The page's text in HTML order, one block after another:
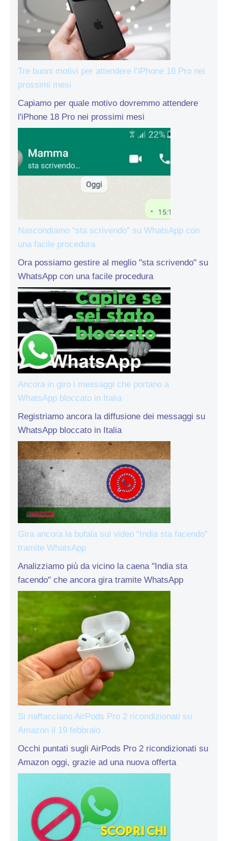
Tre buoni motivi per attendere l’iPhone 18 Pro nei
prossimi mesi
Capiamo per quale motivo dovremmo attendere
l'iPhone 18 Pro nei prossimi mesi
Nascondiamo “sta scrivendo” su WhatsApp con
una facile procedura
Ora possiamo gestire al meglio "sta scrivendo" su
WhatsApp con una facile procedura
Ancora in giro i messaggi che portano a
WhatsApp bloccato in Italia
Registriamo ancora la diffusione dei messaggi su
WhatsApp bloccato in Italia
Gira ancora la bufala sul video “India sta facendo”
tramite WhatsApp
Analizziamo più da vicino la caena "India sta
facendo" che ancora gira tramite WhatsApp
Si riaffacciano AirPods Pro 2 ricondizionati su
Amazon il 19 febbraio
Occhi puntati sugli AirPods Pro 2 ricondizionati su
Amazon oggi, grazie ad una nuova offerta